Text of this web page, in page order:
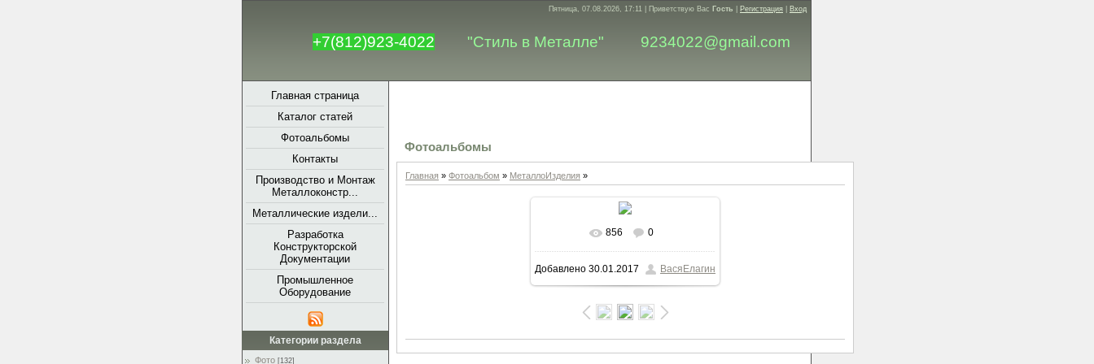
Пятница, 07.08.2026, 17:11 | Приветствую Вас Гость Регистрация Вход
9234022@gmail.com
"Стиль в Металле"
+7(812)923-4022
Главная страница
Каталог статей
Фотоальбомы
Контакты
Производство и Монтаж
Металлоконстр...
Металлические издели...
Разработка
Конструкторской
Документации
Промышленное
Оборудование
Категории раздела
Фото [132]
Фотоальбомы
Главная » Фотоальбом » МеталлоИзделия »
В реальном размере
/ 496.6Kb
856 0
Добавлено 30.01.2017 ВасяЕлагин